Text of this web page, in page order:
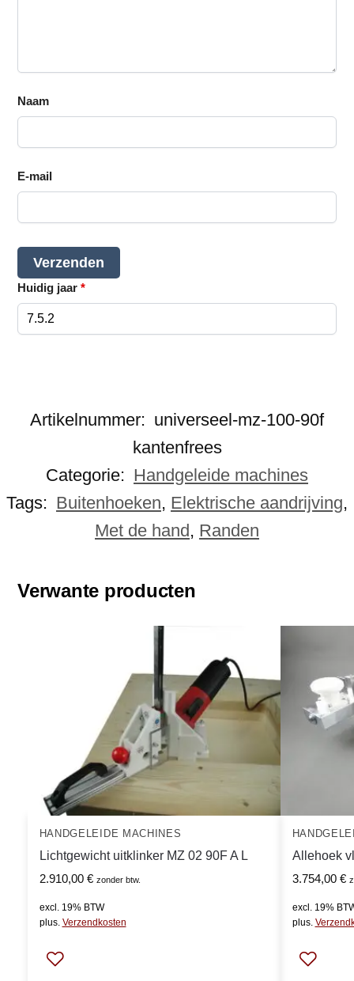
Naam
E-mail
Huidig jaar *
Artikelnummer: universeel-mz-100-90f
kantenfrees
Categorie: Handgeleide machines
Tags: Buitenhoeken, Elektrische aandrijving,
Met de hand , Randen
Verwante producten
HANDGELEIDE MACHINES
Lichtgewicht uitklinker MZ 02 90F A L
2.910,00 € zonder btw.
excl. 19% BTW
plus. Verzendkosten
Allehoek
3.754,00 €
excl. 19%
plus.